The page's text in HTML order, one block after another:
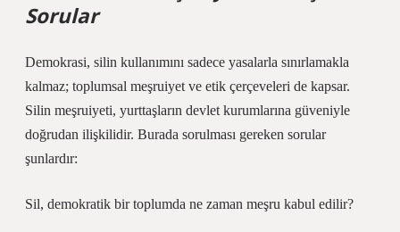
Sorular
Demokrasi, silin kullanımını sadece yasalarla sınırlamakla
kalmaz; toplumsal meşruiyet ve etik çerçeveleri de kapsar.
Silin meşruiyeti, yurttaşların devlet kurumlarına güveniyle
doğrudan ilişkilidir. Burada sorulması gereken sorular
şunlardır:
Sil, demokratik bir toplumda ne zaman meşru kabul edilir?